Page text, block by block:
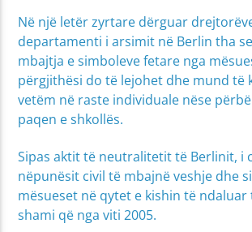
Në një letër zyrtare dërguar
departamenti i arsimit në Berlin tha
mbajtja e simboleve fetare nga
përgjithësi do të lejohet dhe mund të
vetëm në raste individuale nëse
paqen e shkollës.
Sipas aktit të neutralitetit të Berlinit, i
nëpunësit civil të mbajnë veshje dhe
mësueset në qytet e kishin të ndaluar
shami që nga viti 2005.